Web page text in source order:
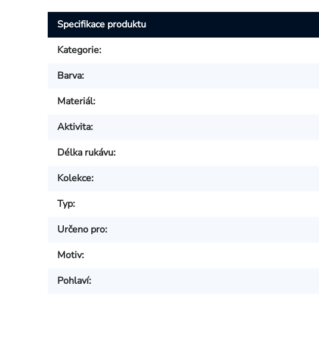
Specifikace produktu
Kategorie:
Barva:
Materiál:
Aktivita:
Délka rukávu:
Kolekce:
Typ:
Určeno pro:
Motiv:
Pohlaví: